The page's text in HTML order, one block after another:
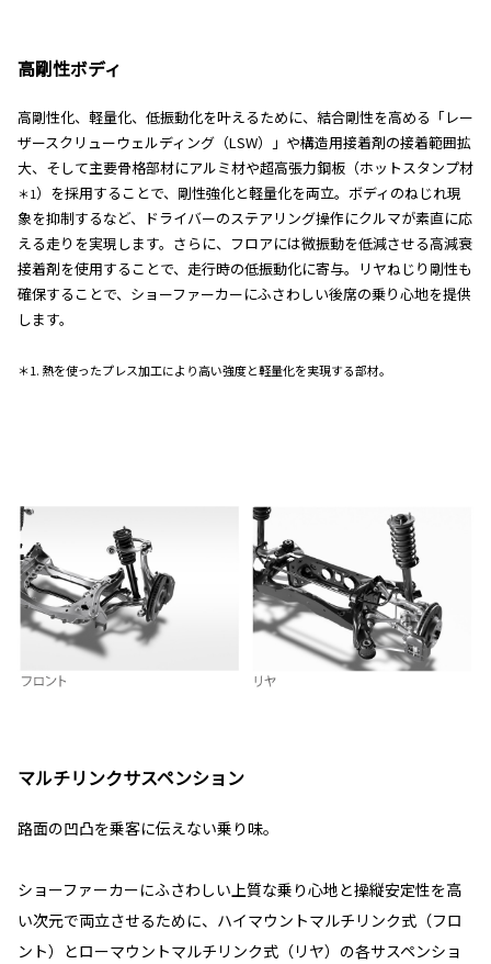
高剛性ボディ
高剛性化、軽量化、低振動化を叶えるために、結合剛性を高める「レー
ザースクリューウェルディング（LSW）」や構造用接着剤の接着範囲拡
大、そして主要骨格部材にアルミ材や超高張力鋼板（ホットスタンプ材
＊1）を採用することで、剛性強化と軽量化を両立。ボディのねじれ現
象を抑制するなど、ドライバーのステアリング操作にクルマが素直に応
える走りを実現します。さらに、フロアには微振動を低減させる高減衰
接着剤を使用することで、走行時の低振動化に寄与。リヤねじり剛性も
確保することで、ショーファーカーにふさわしい後席の乗り心地を提供
します。
＊1. 熱を使ったプレス加工により高い強度と軽量化を実現する部材。
マルチリンクサスペンション
路面の凹凸を乗客に伝えない乗り味。
ショーファーカーにふさわしい上質な乗り心地と操縦安定性を高
い次元で両立させるために、ハイマウントマルチリンク式（フロ
ント）とローマウントマルチリンク式（リヤ）の各サスペンショ